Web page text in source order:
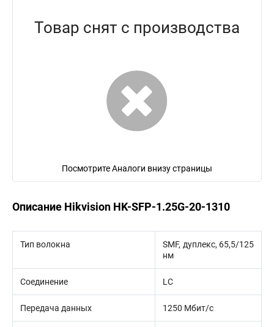
Товар снят с производства
Посмотрите Аналоги внизу страницы
Описание Hikvision HK-SFP-1.25G-20-1310
Тип волокна
SMF, дуплекс, 65,5/125
нм
Соединение LC
Передача данных 1250 Мбит/с